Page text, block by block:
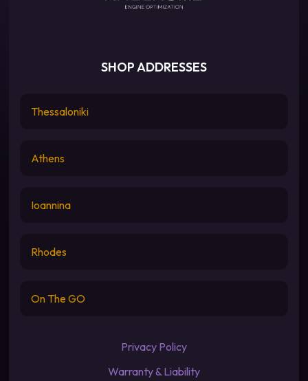
SHOP ADDRESSES
Thessaloniki
Athens
Ioannina
Rhodes
On The GO
Privacy Policy
Warranty & Liability